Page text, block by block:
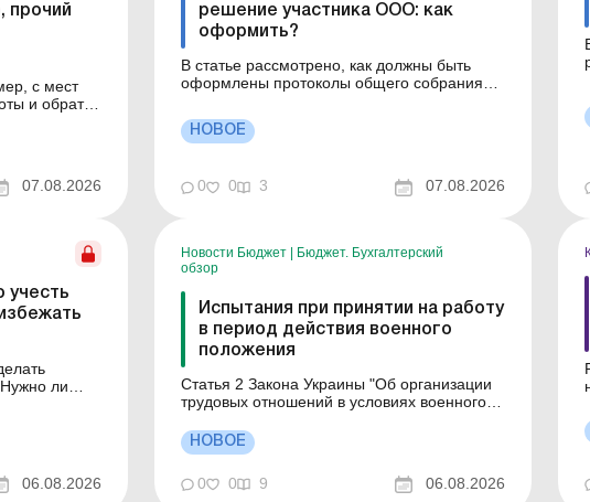
прочий
с мест
и обратно
это
графика
или же
07.08.2026
решение участника ООО: как
оформить?
В статье рассмотрено, как должны быть
оформлены протоколы общего собрания
единоличного участника ООО, а также
приведены образцы этих документов. Когда
участника? Ошибка при выборе документа
НОВОЕ
0 0 3 07.08.2026
учесть
дни?
на б...
06.08.2026
Новости Бюджет | Бюджет. Бухгалтерский
обзор
Испытания при принятии на работу
в период действия военного
положения
Статья 2 Закона Украины "Об организации
трудовых отношений в условиях военного
период действия военного положения
устанавливать условие об испытаниях при
принятии на работу для любой категории
работников. В то же время, статья 26
НОВОЕ
0 0 9 06.08.2026